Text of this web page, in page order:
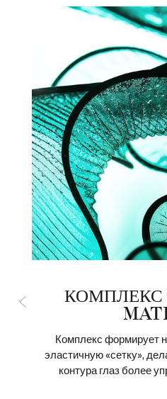
КОМПЛЕКС
Комплекс формирует
эластичную «сетку»,
контура глаз более